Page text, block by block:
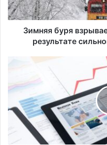
у
р
а
т
Зимняя буря
результате
е
а
W